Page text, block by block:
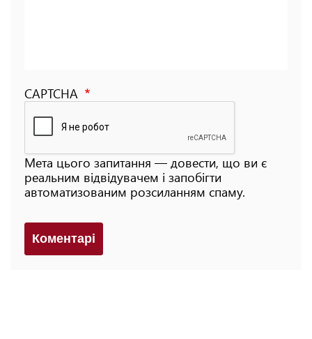
CAPTCHA
Мета цього запитання — довести, що ви є
реальним відвідувачем і запобігти
автоматизованим розсиланням спаму.
Коментарi